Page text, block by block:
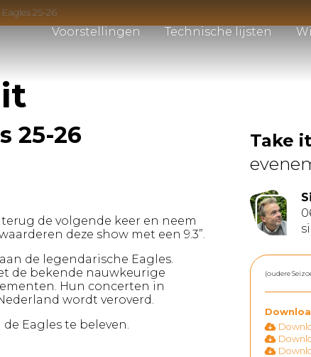
Voorstellingen Technische lijsten
25-26
25-26
de volgende keer en neem
deze show met een 9.3”.
de legendarische Eagles.
de bekende nauwkeurige
Hun concerten in
wordt veroverd.
Eagles te beleven.
Take
(oudere